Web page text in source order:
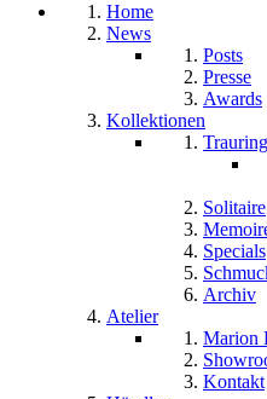
Home
News
Posts
Presse
Awards
Kollektionen
Solitaire
Specials
Archiv
Atelier
Marion
Kontakt